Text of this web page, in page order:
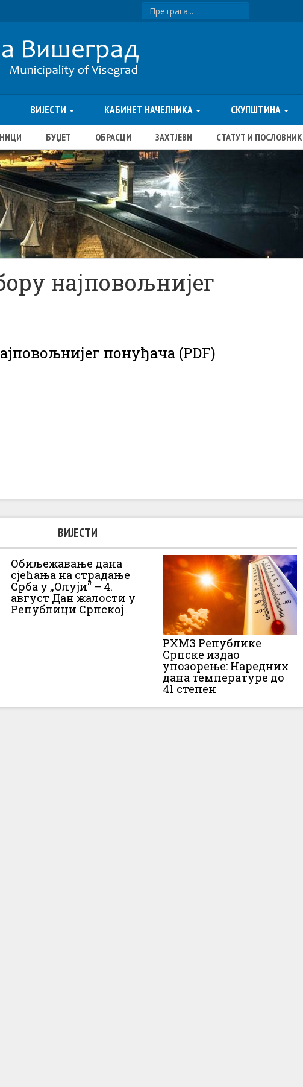
ВИЈЕСТИ КАБИНЕТ НАЧЕЛНИКА СКУПШТИНА
БУЏЕТ ОБРАСЦИ ЗАХТЈЕВИ СТАТУТ И ПОСЛОВНИК
најповољнијег
понуђача (PDF)
ВИЈЕСТИ
Обиљежавање дана
сјећања на страдање
Срба у „Олуји“ – 4.
август Дан жалости у
Републици Српској
РХМЗ Републике
Српске издао
упозорење: Наредних
дана температуре до
41 степен